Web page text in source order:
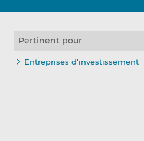
Pertinent pour
Entreprises d’investissement